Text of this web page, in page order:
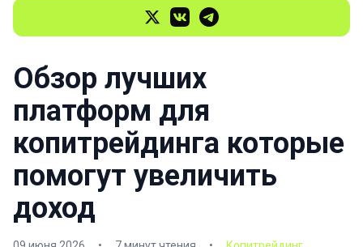
Обзор лучших
платформ для
копитрейдинга которые
помогут увеличить
доход